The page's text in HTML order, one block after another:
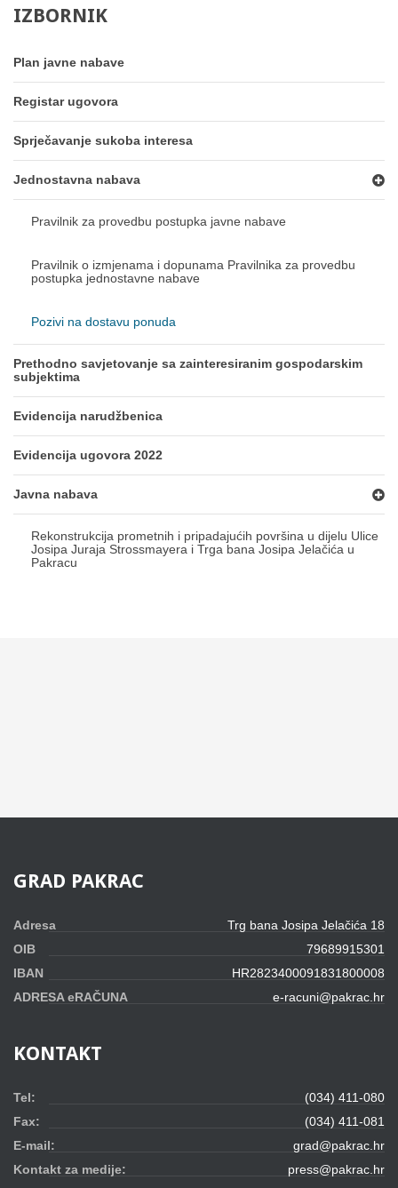
IZBORNIK
Plan javne nabave
Registar ugovora
Sprječavanje sukoba interesa
Jednostavna nabava
Pravilnik za provedbu postupka javne nabave
Pravilnik o izmjenama i dopunama Pravilnika za provedbu
postupka jednostavne nabave
Pozivi na dostavu ponuda
Prethodno savjetovanje sa zainteresiranim gospodarskim
subjektima
Evidencija narudžbenica
Evidencija ugovora 2022
Javna nabava
Rekonstrukcija prometnih i pripadajućih površina u dijelu Ulice
Josipa Juraja Strossmayera i Trga bana Josipa Jelačića u
Pakracu
GRAD PAKRAC
Adresa
Trg bana Josipa Jelačića 18
OIB
79689915301
IBAN
HR2823400091831800008
ADRESA eRAČUNA
e-racuni@pakrac.hr
KONTAKT
Tel:
(034) 411-080
Fax:
(034) 411-081
E-mail:
grad@pakrac.hr
Kontakt za medije:
press@pakrac.hr